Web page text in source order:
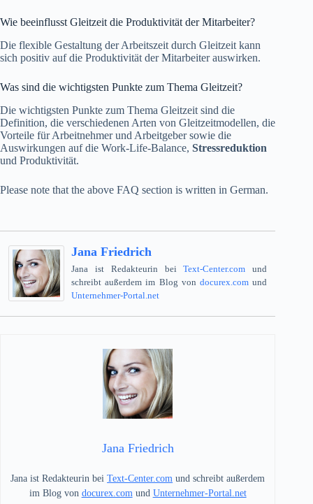
Wie beeinflusst Gleitzeit die Produktivität der Mitarbeiter?
Die flexible Gestaltung der Arbeitszeit durch Gleitzeit kann
sich positiv auf die Produktivität der Mitarbeiter auswirken.
Was sind die wichtigsten Punkte zum Thema Gleitzeit?
Die wichtigsten Punkte zum Thema Gleitzeit sind die
Definition, die verschiedenen Arten von Gleitzeitmodellen, die
Vorteile für Arbeitnehmer und Arbeitgeber sowie die
Auswirkungen auf die Work-Life-Balance, Stressreduktion
und Produktivität.
Please note that the above FAQ section is written in German.
Jana Friedrich
Jana ist Redakteurin beiText-Center.com und
schreibt außerdem im Blog vondocurex.com und
Unternehmer-Portal.net
Jana Friedrich
Jana ist Redakteurin beiText-Center.com und schreibt außerdem
im Blog von docurex.com und Unternehmer-Portal.net